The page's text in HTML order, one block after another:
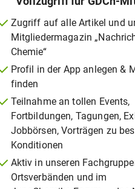
Zugriff auf alle Artikel und
Mitgliedermagazin
Chemie“
Profil in der App anlegen &
finden
Teilnahme an tollen Events,
Fortbildungen, Tagungen,
Jobbörsen, Vorträgen zu
Konditionen
Aktiv in unseren
Ortsverbänden und im